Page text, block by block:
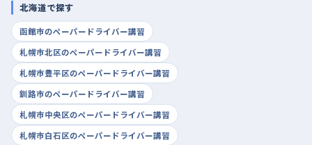
北海道で探す
函館市のペーパードライバー講習
札幌市北区のペーパードライバー講習
札幌市豊平区のペーパードライバー講習
釧路市のペーパードライバー講習
札幌市中央区のペーパードライバー講習
札幌市白石区のペーパードライバー講習